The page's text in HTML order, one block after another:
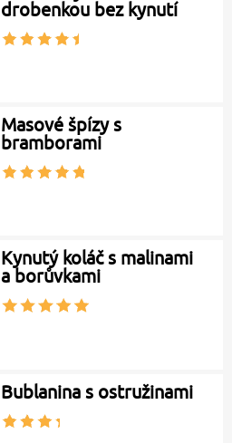
drobenkou bez kynutí
Masové špízy s
bramborami
Kynutý koláč s malinami
a borůvkami
Bublanina s ostružinami